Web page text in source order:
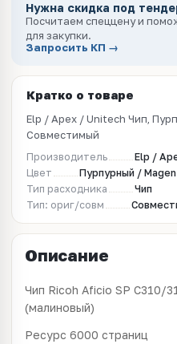
Нужна скидка под
Посчитаем спеццену и
для закупки.
Запросить КП →
Кратко о товаре
Elp / Apex / Unitech Чип,
Совместимый
Производитель
Elp /
Цвет
Пурпурный /
Тип расходника
Чип
Тип: ориг/совм
Описание
Чип Ricoh Aficio SP C310/
(малиновый)
Ресурс 6000 страниц